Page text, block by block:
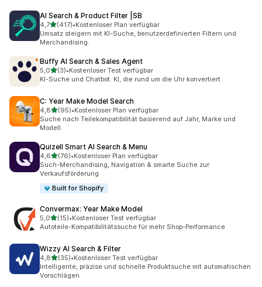
AI Search & Product Filter |SB
4,7von 5 Sternen
(417)
417 Rezensionen insgesamt
•Kostenloser Plan verfügbar
Umsatz steigern mit KI-Suche, benutzerdefinierten Filtern und
Merchandising.
Buffy AI Search & Sales Agent
5,0von 5 Sternen
(3)
3 Rezensionen insgesamt
•Kostenloser Test verfügbar
KI-Suche und Chatbot. KI, die rund um die Uhr konvertiert.
C: Year Make Model Search
4,8von 5 Sternen
(95)
95 Rezensionen insgesamt
•Kostenloser Plan verfügbar
Suche nach Teilekompatibilität basierend auf Jahr, Marke und
Modell.
Quizell Smart AI Search & Menu
4,6von 5 Sternen
(76)
76 Rezensionen insgesamt
•Kostenloser Plan verfügbar
Such-Merchandising, Navigation & smarte Suche zur
Verkaufsförderung
Built for Shopify
Convermax: Year Make Model
5,0von 5 Sternen
(15)
15 Rezensionen insgesamt
•Kostenloser Test verfügbar
Autoteile-Kompatibilitätssuche für mehr Shop-Performance
Wizzy AI Search & Filter
4,8von 5 Sternen
(35)
35 Rezensionen insgesamt
•Kostenloser Test verfügbar
Intelligente, präzise und schnelle Produktsuche mit automatischen
Vorschlägen